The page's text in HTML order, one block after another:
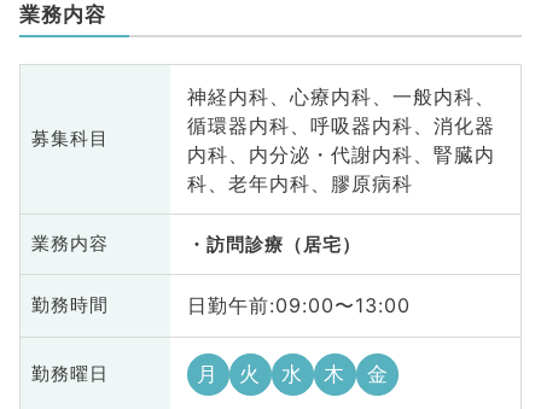
業務内容
募集科目
神経内科、心療内科、一般内科、
循環器内科、呼吸器内科、消化器
内科、内分泌・代謝内科、腎臓内
科、老年内科、膠原病科
業務内容 訪問診療（居宅）
勤務時間 日勤午前:09:00〜13:00
勤務曜日 月 火 水 木 金